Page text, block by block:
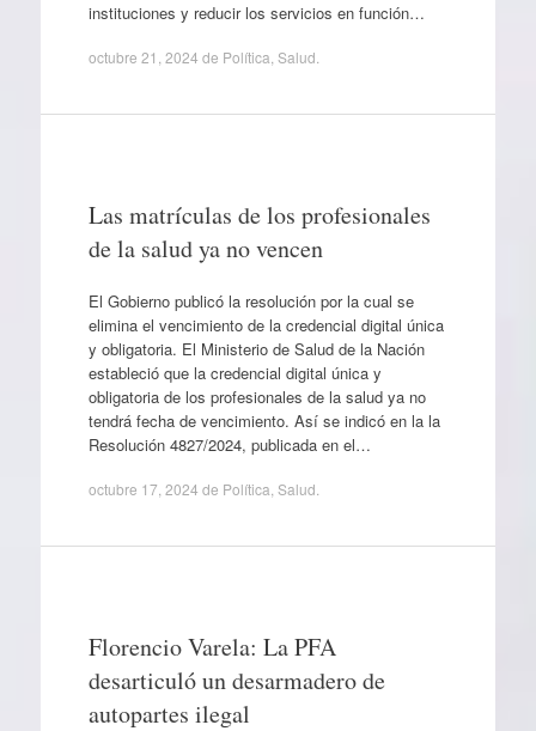
instituciones y reducir los servicios en función…
octubre 21, 2024 de Política Salud
Las matrículas de los profesionales
de la salud ya no vencen
El Gobierno publicó la resolución por la cual se
elimina el vencimiento de la credencial digital única
y obligatoria. El Ministerio de Salud de la Nación
estableció que la credencial digital única y
obligatoria de los profesionales de la salud ya no
tendrá fecha de vencimiento. Así se indicó en la la
Resolución 4827/2024, publicada en el…
octubre 17, 2024 de Política Salud
Florencio Varela: La PFA
desarticuló un desarmadero de
autopartes ilegal